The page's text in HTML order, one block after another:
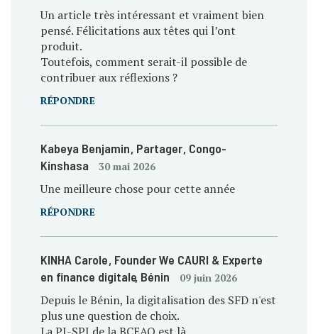
Un article très intéressant et vraiment bien
pensé. Félicitations aux têtes qui l’ont
produit.
Toutefois, comment serait-il possible de
contribuer aux réflexions ?
RÉPONDRE
Kabeya Benjamin, Partager, Congo-
Kinshasa
30 mai 2026
Une meilleure chose pour cette année
RÉPONDRE
KINHA Carole, Founder We CAURI & Experte
en finance digitale, Bénin 09 juin 2026
Depuis le Bénin, la digitalisation des SFD n'est
plus une question de choix.